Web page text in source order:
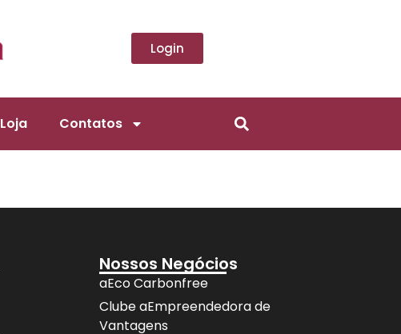
Login
Loja Contatos
Nossos Negócios
aEco Carbonfree
Clube aEmpreendedora de
Vantagens